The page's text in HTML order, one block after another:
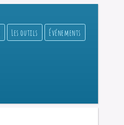
Les outils Événements